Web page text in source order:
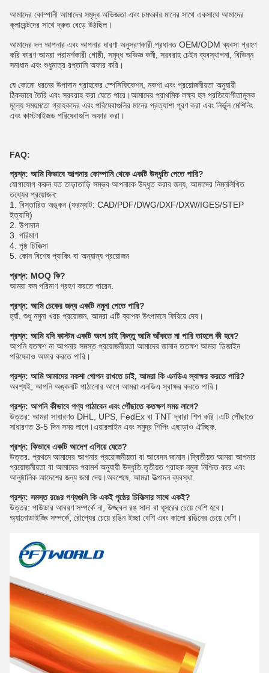
আমাদের কোম্পানী আমাদের সমৃদ্ধ অভিজ্ঞতা এবং চমৎকার মানের সাথে একসাথে আমাদের
ক্লায়েন্টদের সাথে দ্রুত বেড়ে উঠছিল।
আমাদের দল আপনার এবং আপনার ধারণা অনুসরণকারী.প্রধানত OEM/ODM ব্যবসা গ্রহণ
করি কারণ আমরা পরামর্শকারী গোষ্ঠী, সমৃদ্ধ অভিজ্ঞ কর্মী, সরবরাহ চেইন ব্যবস্থাপনা, বিভিন্ন
সমাধান এবং শুধুমাত্র রপ্তানি অফার করি।
যে কোনো ধরনের উপাদান গ্রাহকের স্পেসিফিকেশন, নকশা এবং প্রয়োজনীয়তা অনুযায়ী
ঠিকভাবে তৈরি এবং সরবরাহ করা যেতে পারে।আমাদের প্রাথমিক লক্ষ্য হল প্রতিযোগীতামূলক
মূল্যে সময়মতো গ্রাহকদের এবং পরিষেবাগুলির মানের প্রত্যাশা পূরণ করা এবং নির্ভুল মেশিনিং
এবং কাস্টমাইজড পরিষেবাগুলি অফার করা।
FAQ:
প্রশ্ন: আমি কিভাবে আপনার কোম্পানি থেকে একটি উদ্ধৃতি পেতে পারি?
যোগাযোগ করুন.যত তাড়াতাড়ি সম্ভব আপনাকে উদ্ধৃত করার জন্য, আমাদের নিম্নলিখিত
তথ্যের প্রয়োজন:
1. বিস্তারিত অঙ্কন (ফরম্যাট: CAD/PDF/DWG/DXF/DXW/IGES/STEP
ইত্যাদি)
2. উপাদান
3. পরিমাণ
4. পৃষ্ঠ চিকিত্সা
5. কোন বিশেষ প্যাকিং বা অন্যান্য প্রয়োজন
প্রশ্ন: MOQ কি?
আমরা কম পরিমাণ গ্রহণ করতে পারেন.
প্রশ্ন: আমি চেকের জন্য একটি নমুনা পেতে পারি?
হ্যাঁ, শুধু নমুনা খরচ প্রয়োজন, আমরা এটি ব্যাপক উৎপাদনে ফিরিয়ে দেব।
প্রশ্ন: আমি যদি কাস্টম একটি অংশ চাই কিন্তু আমি আঁকতে না পারি তাহলে কী হবে?
আপনি যতক্ষণ না আপনার সমস্ত প্রয়োজনীয়তা আমাদের জানান ততক্ষণ আমরা ডিজাইন
পরিষেবাও অফার করতে পারি।
প্রশ্ন: আমি আমাদের নকশা গোপন রাখতে চাই, আমরা কি এনডিএ স্বাক্ষর করতে পারি?
অবশ্যই, আপনি অঙ্কনটি পাঠানোর আগে আমরা এনডিএ স্বাক্ষর করতে পারি।
প্রশ্ন: আপনি কীভাবে পণ্য পাঠাবেন এবং পৌঁছাতে কতক্ষণ সময় লাগে?
উত্তর: আমরা সাধারণত DHL, UPS, FedEx বা TNT দ্বারা শিপ করি।এটি পৌঁছাতে
সাধারণত 3-5 দিন সময় লাগে।এয়ারলাইন এবং সমুদ্র শিপিং এছাড়াও ঐচ্ছিক.
প্রশ্ন: কিভাবে একটি আদেশ এগিয়ে যেতে?
উত্তর: প্রথমে আমাদের আপনার প্রয়োজনীয়তা বা আবেদন জানান।দ্বিতীয়ত আমরা আপনার
প্রয়োজনীয়তা বা আমাদের পরামর্শ অনুযায়ী উদ্ধৃতি.তৃতীয়ত গ্রাহক নমুনা নিশ্চিত করে এবং
আনুষ্ঠানিক আদেশের জন্য জমা দেয়।অবশেষে, আমরা উত্পাদন ব্যবস্থা.
প্রশ্ন: সমস্ত রঙের পণ্যগুলি কি একই পৃষ্ঠের চিকিত্সার সাথে একই?
উত্তর: পাউডার আবরণ সম্পর্কে না, উজ্জ্বল রঙ সাদা বা ধূসরের চেয়ে বেশি হবে।
অ্যানোডাইজিং সম্পর্কে, রৌপ্যের চেয়ে রঙিন ইচ্ছা বেশি এবং কালো রঙিনের চেয়ে বেশি।